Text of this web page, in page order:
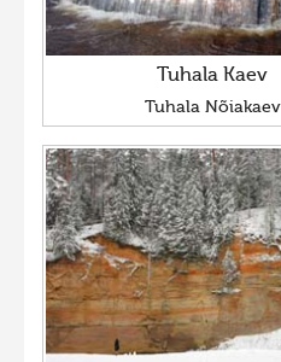
Tuhala Kaev
Tuhala Nõiakaev